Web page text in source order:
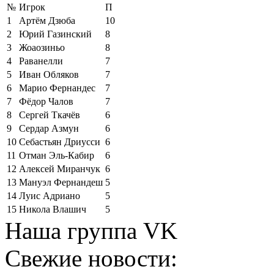
№ Игрок
П
1
Артём Дзюба
10
2
Юрий Газинский
8
3
Жоаозиньо
8
4
Раванелли
7
5
Иван Обляков
7
6
Марио Фернандес
7
7
Фёдор Чалов
7
8
Сергей Ткачёв
6
9
Сердар Азмун
6
10 Себастьян Дриусси 6
11 Отман Эль-Кабир
6
12 Алексей Миранчук 6
13 Мануэл Фернандеш 5
14 Луис Адриано
5
15 Никола Влашич 5
Наша группа VK
Свежие новости: